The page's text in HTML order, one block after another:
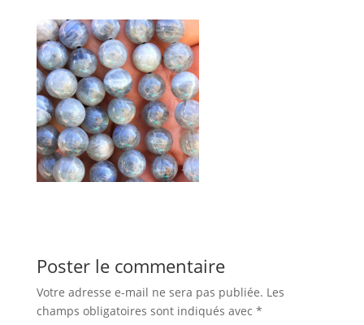
Poster le commentaire
Votre adresse e-mail ne sera pas publiée. Les
champs obligatoires sont indiqués avec *